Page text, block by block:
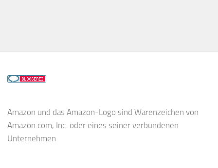
Amazon und das Amazon-Logo sind Warenzeichen von
Amazon.com, Inc. oder eines seiner verbundenen
Unternehmen